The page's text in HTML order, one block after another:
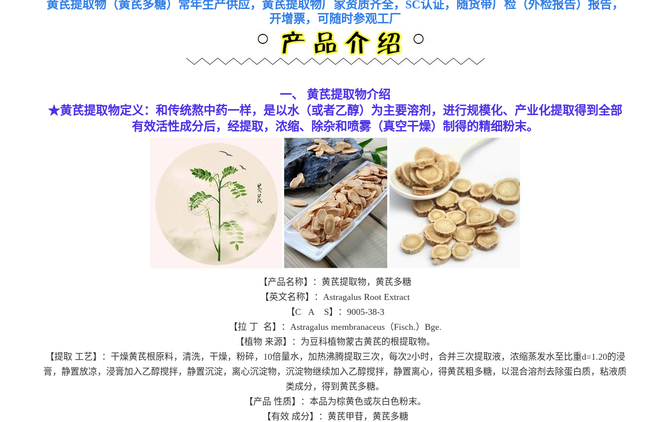
黄芪提取物（黄芪多糖）常年生产供应，黄芪提取物厂家资质齐全，SC认证，随货带厂检（外检报告）报告，
开增票，可随时参观工厂
一、 黄芪提取物介绍
★黄芪提取物定义：和传统熬中药一样，是以水（或者乙醇）为主要溶剂，进行规模化、产业化提取得到全部
有效活性成分后，经提取，浓缩、除杂和喷雾（真空干燥）制得的精细粉末。
【产品名称】：黄芪提取物，黄芪多糖
【英文名称】：Astragalus Root Extract
【C A S】：9005-38-3
【拉 丁 名】：Astragalus membranaceus（Fisch.）Bge.
【植物 来源】：为豆科植物蒙古黄芪的根提取物。
【提取 工艺】：干燥黄芪根原料，清洗，干燥，粉碎，10倍量水，加热沸腾提取三次，每次2小时，合并三次提取液，浓缩蒸发水至比重d=1.20的浸
膏，静置放凉，浸膏加入乙醇搅拌，静置沉淀，离心沉淀物，沉淀物继续加入乙醇搅拌，静置离心，得黄芪粗多糖，以混合溶剂去除蛋白质，粘液质
类成分，得到黄芪多糖。
【产品 性质】：本品为棕黄色或灰白色粉末。
【有效 成分】：黄芪甲苷，黄芪多糖